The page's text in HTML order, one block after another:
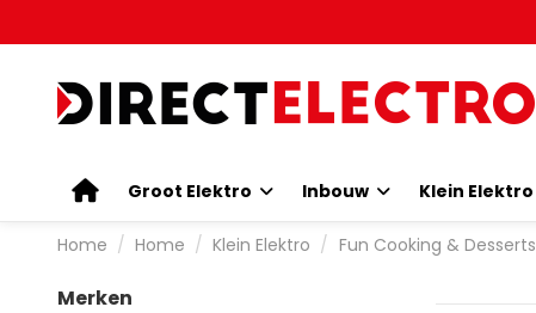
Groot Elektro Inbouw Klein Elektro
Home Home Klein Elektro Fun Cooking & Desserts
Merken